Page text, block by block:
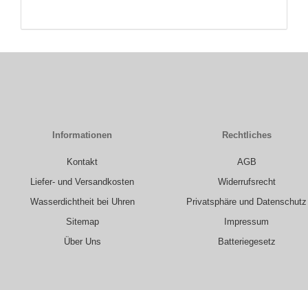
Informationen Rechtliches
Kontakt
AGB
Liefer- und Versandkosten
Widerrufsrecht
Wasserdichtheit bei Uhren
Privatsphäre und Datenschutz
Sitemap
Impressum
Über Uns
Batteriegesetz